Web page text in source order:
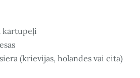
kartupeļi
(krievijas, holandes vai cita)